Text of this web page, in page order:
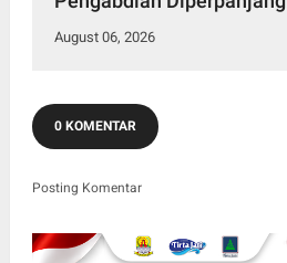
August 06, 2026
0 KOMENTAR
Posting Komentar